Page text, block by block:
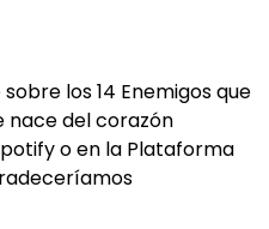
los 14 Enemigos que
nace del corazón
o en la Plataforma